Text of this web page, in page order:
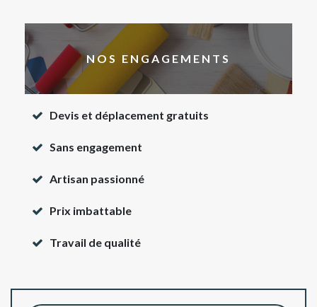
NOS ENGAGEMENTS
Devis et déplacement gratuits
Sans engagement
Artisan passionné
Prix imbattable
Travail de qualité